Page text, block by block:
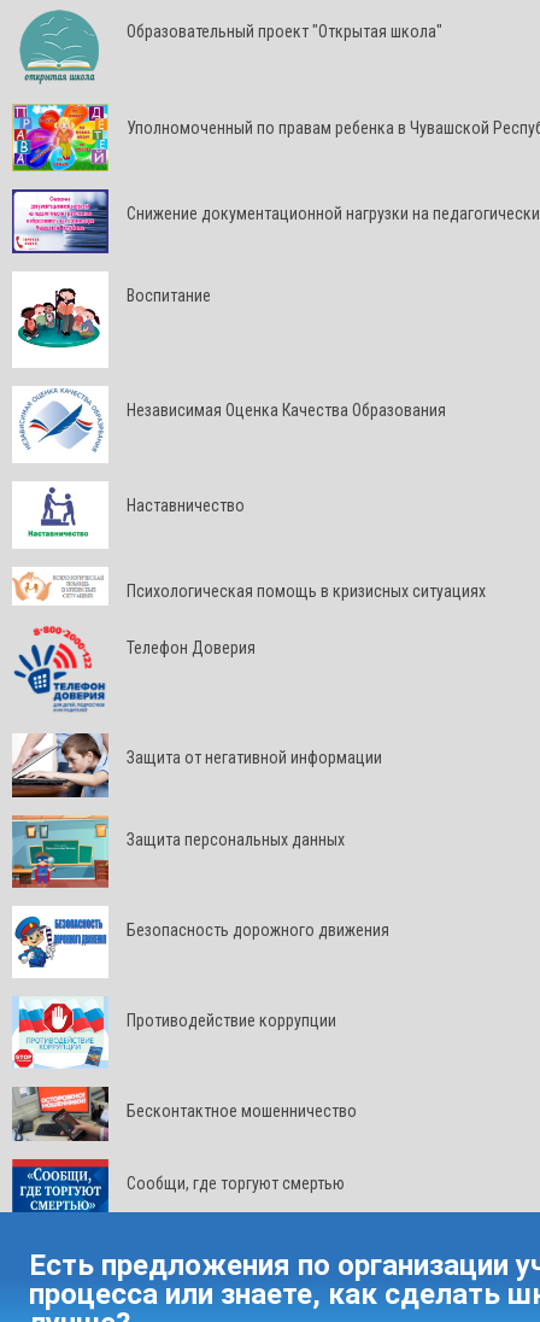
Образовательный проект "Открытая школа"
Уполномоченный по правам ребенка в Чувашской
Снижение документационной нагрузки на
Воспитание
Независимая Оценка Качества Образования
Наставничество
Психологическая помощь в кризисных ситуациях
Телефон Доверия
Защита от негативной информации
Защита персональных данных
Безопасность дорожного движения
Противодействие коррупции
Бесконтактное мошенничество
Сообщи, где торгуют смертью
Есть предложения по организации
процесса или знаете, как сделать